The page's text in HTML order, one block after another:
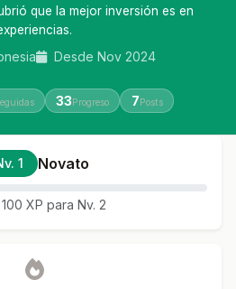
que la mejor inversión es en
Desde Nov 2024
33Progreso 7Posts
1 Novato
100 XP para Nv. 2